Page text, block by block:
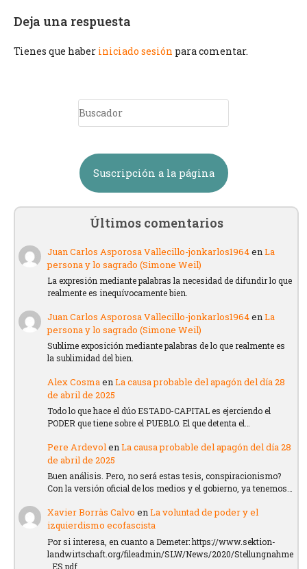
Deja una respuesta
Tienes que haber iniciado sesión para comentar.
Suscripción a la página
Últimos comentarios
Juan Carlos Asporosa Vallecillo-jonkarlos1964enLa
persona y lo sagrado (Simone Weil)
La expresión mediante palabras la necesidad de difundir lo que
realmente es inequívocamente bien.
Juan Carlos Asporosa Vallecillo-jonkarlos1964enLa
persona y lo sagrado (Simone Weil)
Sublime exposición mediante palabras de lo que realmente es
la sublimidad del bien.
Alex CosmaenLa causa probable del apagón del día 28
de abril de 2025
Todo lo que hace el dúo ESTADO-CAPITAL es ejerciendo el
PODER que tiene sobre el PUEBLO. El que detenta el…
Pere ArdevolenLa causa probable del apagón del día 28
de abril de 2025
Buen análisis. Pero, no será estas tesis, conspiracionismo?
Con la versión oficial de los medios y el gobierno, ya tenemos…
Xavier Borràs Calvo enLa voluntad de poder y el
izquierdismo ecofascista
Por si interesa, en cuanto a Demeter: https://www.sektion-
landwirtschaft.org/fileadmin/SLW/News/2020/Stellungnahme
_ES.pdf